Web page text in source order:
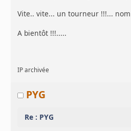
Vite.. vite... un tourneur !!!...
A bientôt !!!.....
IP archivée
PYG
Re : PYG